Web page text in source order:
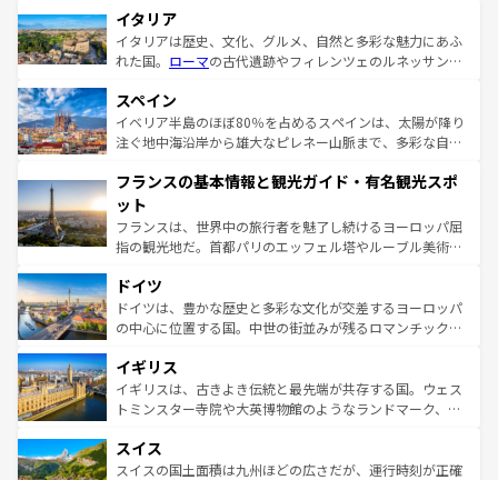
イタリア
イタリアは歴史、文化、グルメ、自然と多彩な魅力にあふ
れた国。 ローマの古代遺跡やフィレンツェのルネッサンス
ろん、トスカーナの美しい田園風景やアマルフィ海岸の絶
景など、自然景観も見逃せない。観光の合間には、本場の
ピザやパスタなど、絶品のイタリア料理を堪能することも
ませてくれるイタリアで、忘れられない旅をしてみよう！
なお、新着のイタリア情報は
しい。
スペイン
イベリア半島のほぼ80％を占めるスペインは、太陽が降り
注ぐ地中海沿岸から雄大なピレネー山脈まで、多彩な自然
文化が根付くこの国では、情熱的なフラメンコ、熱気あふ
れる闘牛、そして美味しいタパスが生活の一部となってい
る。首都マドリードの洗練された雰囲気や、バルセロナの
アートに溢れた街角から、地方では古代ローマ遺跡や中世
せる。地方によって風土や気候が異なるスペインはその個
性で訪れる人を魅了する。 なお、新着のスペイン情報は コ
ンテンツ一覧を参照してほしい。
フランスの基本情報と観光ガイド・有名観光スポ
ット
フランスは、世界中の旅行者を魅了し続けるヨーロッパ屈
指の観光地だ。首都パリのエッフェル塔やルーブル美術館
で、幅広い魅力が詰まっている。華麗な宮殿、歴史的な大
聖堂、美しいビーチ、そして豊かな自然が、訪れる者を心
から魅了する。また、フランスは美食の国としても知ら
いる。シャンパンの発祥地であるランス、プロヴァンスの
香り高いラベンダー畑など、多彩な楽しみ方が可能だ。さ
らに、パリ以外の地域にも魅力が溢れており、どの街角に
れる地方に足を運ぶとそれぞれで全く異なる文化を体験で
きるだろう。 なお、新着のフランス情報はコンテンツ一覧
ドイツ
ドイツは、豊かな歴史と多彩な文化が交差するヨーロッパ
の中心に位置する国。中世の街並みが残るロマンチック街
顔を持つこの国は、どこを歩いても飽きることがない。ベ
ルリンの文化的活気、バイエルン州のアルプスの絶景、そ
してライン川沿いのワイン畑といった風景は必見。ビール
は、お酒好きな人にはぜひ体験してほしい。 なお、新着の
ドイツ情報はコンテンツ一覧を参照してほしい。
イギリス
イギリスは、古きよき伝統と最先端が共存する国。ウェス
トミンスター寺院や大英博物館のようなランドマーク、歴
リアごとに異なる魅力がある。また、優雅なアフタヌーン
ティー、ビール好きにはたまらない英国パブ、サッカー観
スイス
スイスの国土面積は九州ほどの広さだが、運行時刻が正確